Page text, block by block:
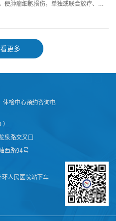
使肿瘤细胞损伤，单独或联合放疗、化
更多
检中心预约咨询电
泉路交叉口
西路94号
人民医院站下车